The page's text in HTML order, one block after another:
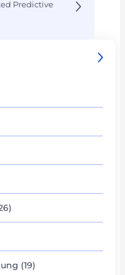
Predictive
(19)